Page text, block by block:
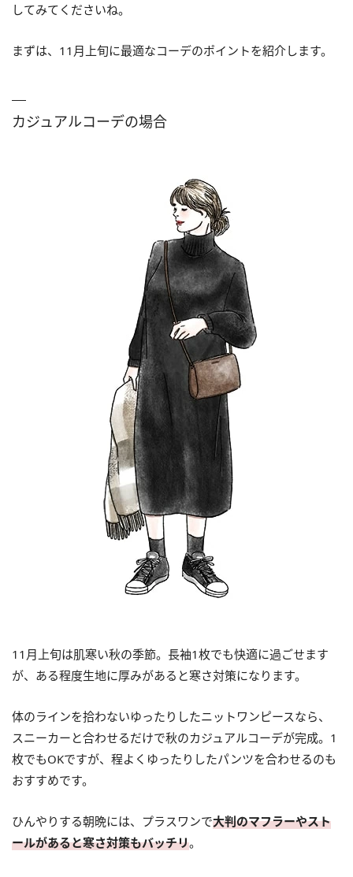
してみてくださいね。
まずは、11月上旬に最適なコーデのポイントを紹介します。
カジュアルコーデの場合
11月上旬は肌寒い秋の季節。長袖1枚でも快適に過ごせます
が、ある程度生地に厚みがあると寒さ対策になります。
体のラインを拾わないゆったりしたニットワンピースなら、
スニーカーと合わせるだけで秋のカジュアルコーデが完成。1
枚でもOKですが、程よくゆったりしたパンツを合わせるのも
おすすめです。
ひんやりする朝晩には、プラスワンで大判のマフラーやスト
ールがあると寒さ対策もバッチリ。